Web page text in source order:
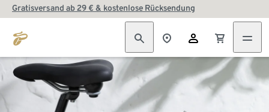
Gratisversand ab 29 € & kostenlose Rücksendung